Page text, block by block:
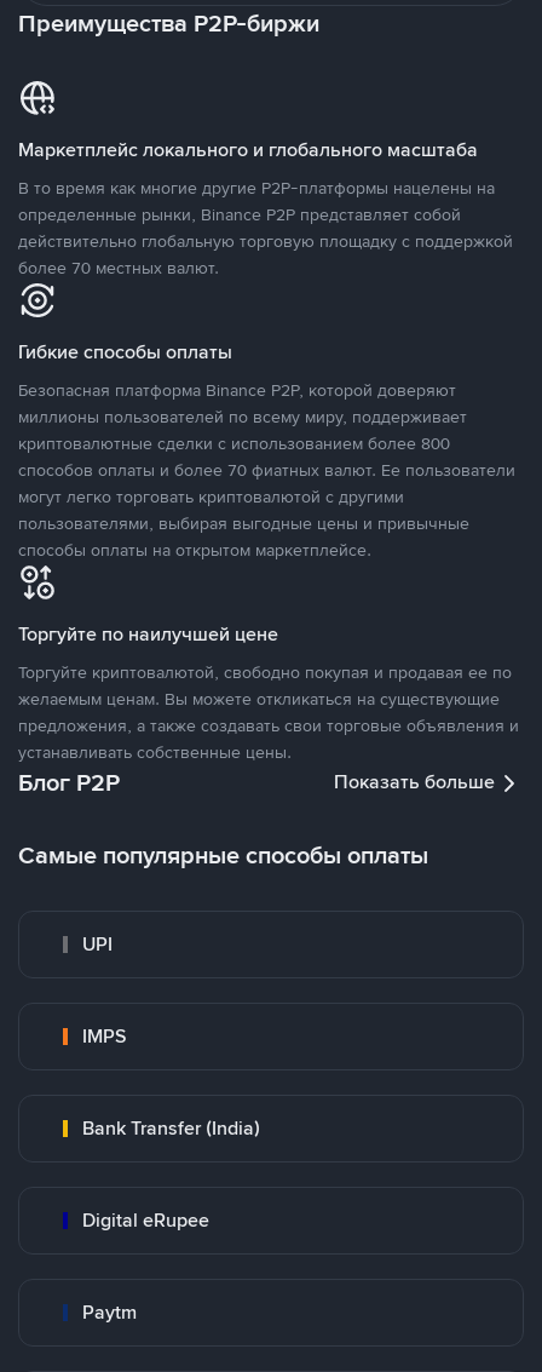
Преимущества P2P-биржи
Маркетплейс локального и глобального масштаба
В то время как многие другие P2P-платформы нацелены на
определенные рынки, Binance P2P представляет собой
действительно глобальную торговую площадку с поддержкой
более 70 местных валют.
Гибкие способы оплаты
Безопасная платформа Binance P2P, которой доверяют
миллионы пользователей по всему миру, поддерживает
криптовалютные сделки с использованием более 800
способов оплаты и более 70 фиатных валют. Ее пользователи
могут легко торговать криптовалютой с другими
пользователями, выбирая выгодные цены и привычные
способы оплаты на открытом маркетплейсе.
Торгуйте по наилучшей цене
Торгуйте криптовалютой, свободно покупая и продавая ее по
желаемым ценам. Вы можете откликаться на существующие
предложения, а также создавать свои торговые объявления и
устанавливать собственные цены.
Блог P2P Показать больше
Самые популярные способы оплаты
UPI
IMPS
Bank Transfer (India)
Digital eRupee
Paytm